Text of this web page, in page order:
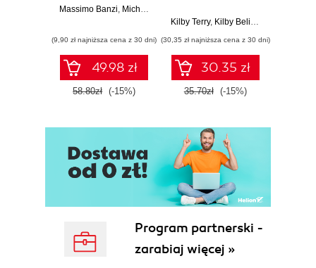
Massimo Banzi Michael Shiloh
(9,90 zł najniższa cena z 30 dni)
49.98 zł
58.80zł (-15%)
własnego
Kilby Terry, Kilby Belinda
(30,35 zł najniższa cena z 30 dni)
30.35 zł
35.70zł (-15%)
Program partnerski -
zarabiaj więcej »